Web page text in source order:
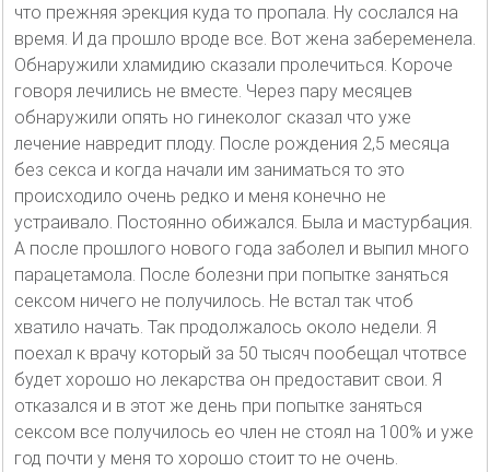
что прежняя эрекция куда то пропала. Ну сослался на
время. И да прошло вроде все. Вот жена забеременела.
Обнаружили хламидию сказали пролечиться. Короче
говоря лечились не вместе. Через пару месяцев
обнаружили опять но гинеколог сказал что уже
лечение навредит плоду. После рождения 2,5 месяца
без секса и когда начали им заниматься то это
происходило очень редко и меня конечно не
устраивало. Постоянно обижался. Была и мастурбация.
А после прошлого нового года заболел и выпил много
парацетамола. После болезни при попытке заняться
сексом ничего не получилось. Не встал так чтоб
хватило начать. Так продолжалось около недели. Я
поехал к врачу который за 50 тысяч пообещал чтотвсе
будет хорошо но лекарства он предоставит свои. Я
отказался и в этот же день при попытке заняться
сексом все получилось ео член не стоял на 100% и уже
год почти у меня то хорошо стоит то не очень.